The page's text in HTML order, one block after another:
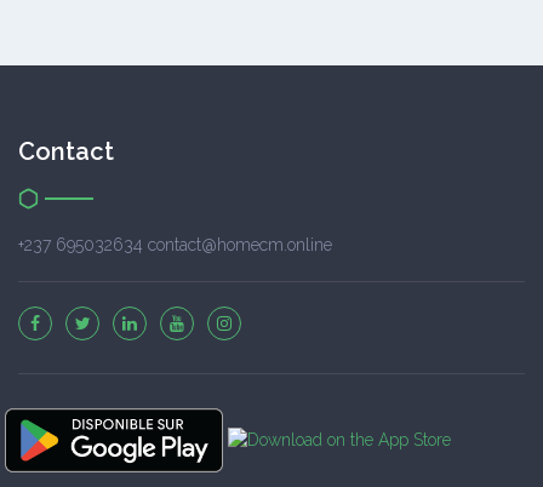
Contact
+237 695032634 contact@homecm.online